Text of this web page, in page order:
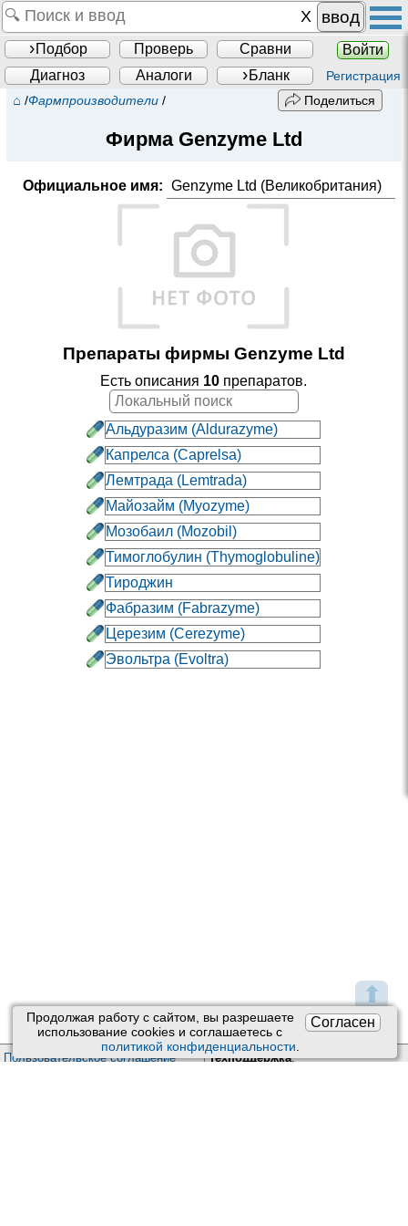
⬆
ввод
Подбор Проверь Сравни
Войти
Диагноз
Аналоги Бланк Регистрация
Согласен
Продолжая работу с сайтом, вы разрешаете
использование сookies и соглашаетесь с
политикой конфиденциальности.
⌂ /Фармпроизводители / Поделиться
Фирма Genzyme Ltd
Официальное имя: Genzyme Ltd (Великобритания)
Препараты фирмы Genzyme Ltd
Есть описания 10 препаратов.
Альдуразим (Aldurazyme)
Капрелса (Caprelsa)
Лемтрада (Lemtrada)
Майозайм (Myozyme)
Мозобаил (Mozobil)
Тимоглобулин (Thymoglobuline)
Тироджин
Фабразим (Fabrazyme)
Церезим (Cerezyme)
Эвольтра (Evoltra)
Пользовательское соглашение
Техподдержка: